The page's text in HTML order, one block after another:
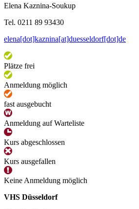
Elena Kaznina-Soukup
Tel. 0211 89 93430
elena[dot]kaznina[at]duesseldorf[dot]de
Plätze frei
Anmeldung möglich
fast ausgebucht
Anmeldung auf Warteliste
Kurs abgeschlossen
Kurs ausgefallen
Keine Anmeldung möglich
VHS Düsseldorf